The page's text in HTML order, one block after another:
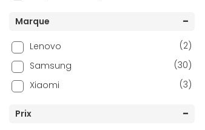
Marque
Lenovo
(2)
Samsung
(30)
Xiaomi
(3)
Prix